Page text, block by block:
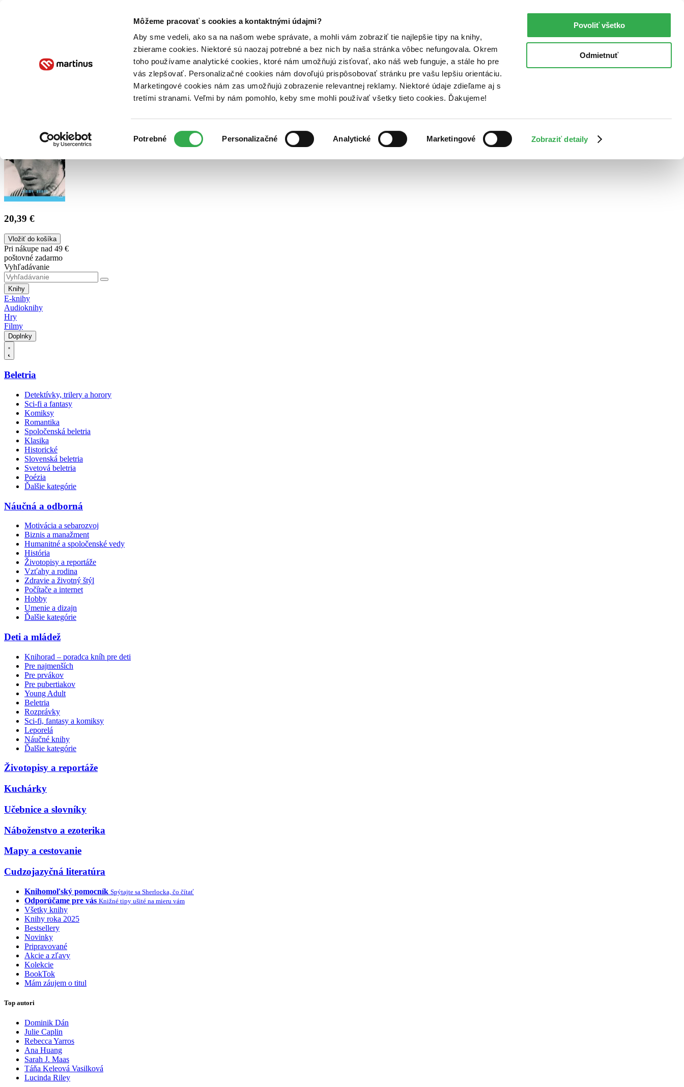
Môžeme pracovať s cookies a kontaktnými údajmi?
Aby sme vedeli, ako sa na našom webe správate, a mohli vám zobraziť tie najlepšie tipy na knihy,
zbierame cookies. Niektoré sú naozaj potrebné a bez nich by naša stránka vôbec nefungovala. Okrem
toho používame analytické cookies, ktoré nám umožňujú zisťovať, ako náš web funguje, a stále ho pre
vás zlepšovať. Personalizačné cookies nám dovoľujú prispôsobovať stránku pre vašu lepšiu orientáciu.
Marketingové cookies nám zas umožňujú zobrazenie relevantnej reklamy. Niektoré údaje zdieľame aj s
tretími stranami. Veľmi by nám pomohlo, keby sme mohli používať všetky tieto cookies. Ďakujeme!
súhlasu
Potrebné Personalizačné Analytické Marketingové Zobraziť detaily
Povoliť všetko
Odmietnuť
Poukážky Kontakt
20,39 €
Vložiť do košíka
Pri nákupe nad 49 €
poštovné zadarmo
Vyhľadávanie
Knihy
E-knihy
Audioknihy
Hry
Filmy
Doplnky
Beletria
Detektívky, trilery a horory
Sci-fi a fantasy
Komiksy
Romantika
Spoločenská beletria
Klasika
Historické
Slovenská beletria
Svetová beletria
Poézia
Ďalšie kategórie
Náučná a odborná
Motivácia a sebarozvoj
Biznis a manažment
Humanitné a spoločenské vedy
História
Životopisy a reportáže
Vzťahy a rodina
Zdravie a životný štýl
Počítače a internet
Hobby
Umenie a dizajn
Ďalšie kategórie
Deti a mládež
Knihorad – poradca kníh pre deti
Pre najmenších
Pre prvákov
Pre pubertiakov
Young Adult
Beletria
Rozprávky
Sci-fi, fantasy a komiksy
Leporelá
Náučné knihy
Ďalšie kategórie
Životopisy a reportáže
Kuchárky
Učebnice a slovníky
Náboženstvo a ezoterika
Mapy a cestovanie
Cudzojazyčná literatúra
Knihomoľský pomocník Spýtajte sa Sherlocka, čo čítať
Odporúčame pre vás Knižné tipy ušité na mieru vám
Všetky knihy
Knihy roka 2025
Bestsellery
Novinky
Pripravované
Akcie a zľavy
Kolekcie
BookTok
Mám záujem o titul
Top autori
Dominik Dán
Julie Caplin
Rebecca Yarros
Ana Huang
Sarah J. Maas
Táňa Keleová Vasilková
Lucinda Riley